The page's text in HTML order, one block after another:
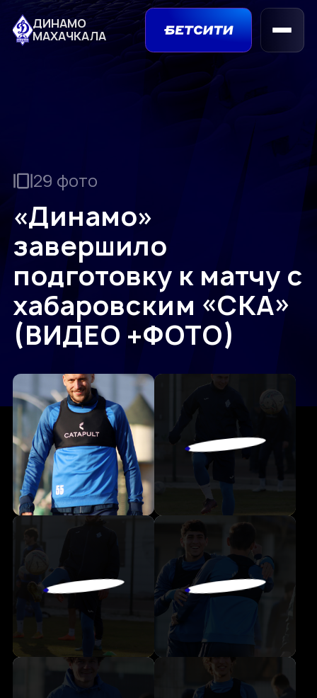
ДИНАМО
МАХАЧКАЛА
29 фото
«Динамо»
завершило
подготовку к матчу с
хабаровским «СКА»
(ВИДЕО +ФОТО)